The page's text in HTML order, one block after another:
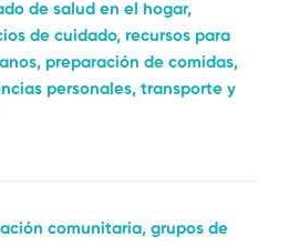
de salud en el hogar,
de cuidado, recursos para
preparación de comidas,
personales, transporte y
comunitaria, grupos de